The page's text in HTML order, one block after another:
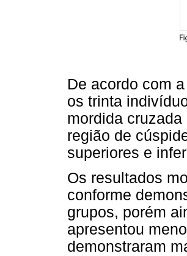
De acordo com a
os trinta
mordida
região de
superiores e
Os resultados
conforme
grupos, porém
apresentou
demonstraram